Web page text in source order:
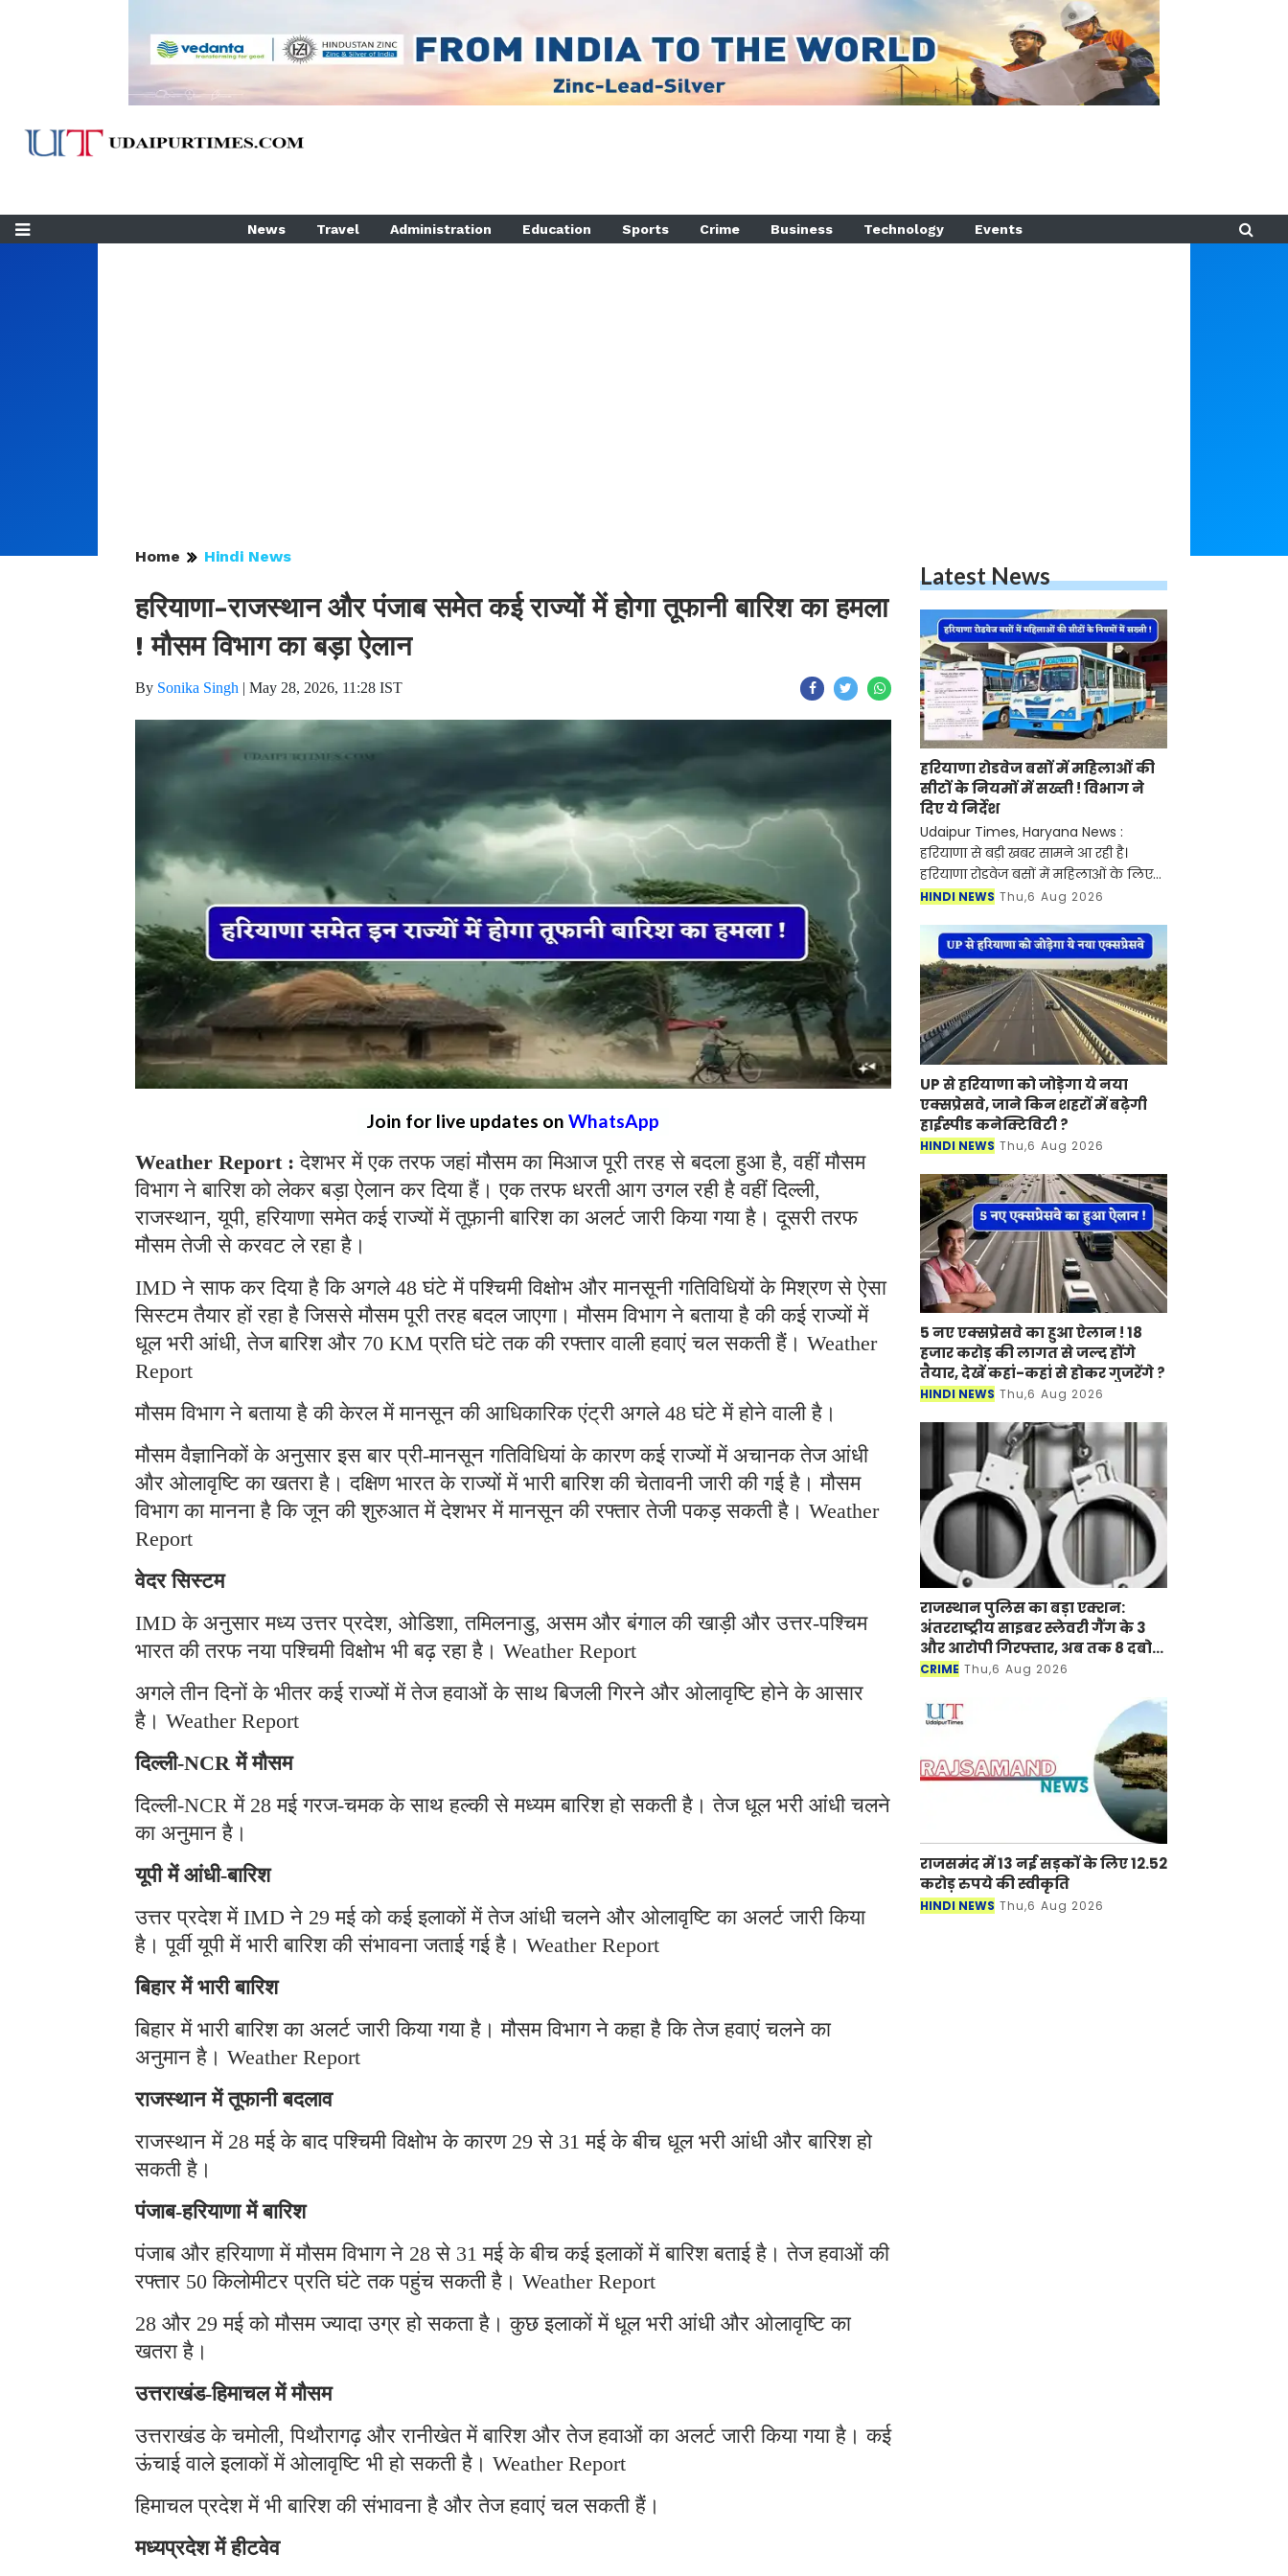
News Travel Administration Education Sports Crime Business Technology Events
Home Hindi News
हरियाणा-राजस्थान और पंजाब समेत कई राज्यों में होगा तूफानी बारिश का हमला
! मौसम विभाग का बड़ा ऐलान
By Sonika Singh | May 28, 2026, 11:28 IST
Join for live updates on WhatsApp
Weather Report :देशभर में एक तरफ जहां मौसम का मिआज पूरी तरह से बदला हुआ है, वहीं मौसम
विभाग ने बारिश को लेकर बड़ा ऐलान कर दिया हैं। एक तरफ धरती आग उगल रही है वहीं दिल्ली,
राजस्थान, यूपी, हरियाणा समेत कई राज्यों में तूफ़ानी बारिश का अलर्ट जारी किया गया है। दूसरी तरफ
मौसम तेजी से करवट ले रहा है।
IMD ने साफ कर दिया है कि अगले 48 घंटे में पश्चिमी विक्षोभ और मानसूनी गतिविधियों के मिश्रण से ऐसा
सिस्टम तैयार हों रहा है जिससे मौसम पूरी तरह बदल जाएगा। मौसम विभाग ने बताया है की कई राज्यों में
धूल भरी आंधी, तेज बारिश और 70 KM प्रति घंटे तक की रफ्तार वाली हवाएं चल सकती हैं। Weather
Report
मौसम विभाग ने बताया है की केरल में मानसून की आधिकारिक एंट्री अगले 48 घंटे में होने वाली है।
मौसम वैज्ञानिकों के अनुसार इस बार प्री-मानसून गतिविधियां के कारण कई राज्यों में अचानक तेज आंधी
और ओलावृष्टि का खतरा है। दक्षिण भारत के राज्यों में भारी बारिश की चेतावनी जारी की गई है। मौसम
विभाग का मानना है कि जून की शुरुआत में देशभर में मानसून की रफ्तार तेजी पकड़ सकती है। Weather
Report
वेदर सिस्टम
IMD के अनुसार मध्य उत्तर प्रदेश, ओडिशा, तमिलनाडु, असम और बंगाल की खाड़ी और उत्तर-पश्चिम
भारत की तरफ नया पश्चिमी विक्षोभ भी बढ़ रहा है। Weather Report
अगले तीन दिनों के भीतर कई राज्यों में तेज हवाओं के साथ बिजली गिरने और ओलावृष्टि होने के आसार
है। Weather Report
दिल्ली-NCR में मौसम
दिल्ली-NCR में 28 मई गरज-चमक के साथ हल्की से मध्यम बारिश हो सकती है। तेज धूल भरी आंधी चलने
का अनुमान है।
यूपी में आंधी-बारिश
उत्तर प्रदेश में IMD ने 29 मई को कई इलाकों में तेज आंधी चलने और ओलावृष्टि का अलर्ट जारी किया
है। पूर्वी यूपी में भारी बारिश की संभावना जताई गई है। Weather Report
बिहार में भारी बारिश
बिहार में भारी बारिश का अलर्ट जारी किया गया है। मौसम विभाग ने कहा है कि तेज हवाएं चलने का
अनुमान है। Weather Report
राजस्थान में तूफानी बदलाव
राजस्थान में 28 मई के बाद पश्चिमी विक्षोभ के कारण 29 से 31 मई के बीच धूल भरी आंधी और बारिश हो
सकती है।
पंजाब-हरियाणा में बारिश
पंजाब और हरियाणा में मौसम विभाग ने 28 से 31 मई के बीच कई इलाकों में बारिश बताई है। तेज हवाओं की
रफ्तार 50 किलोमीटर प्रति घंटे तक पहुंच सकती है। Weather Report
28 और 29 मई को मौसम ज्यादा उग्र हो सकता है। कुछ इलाकों में धूल भरी आंधी और ओलावृष्टि का
खतरा है।
उत्तराखंड-हिमाचल में मौसम
उत्तराखंड के चमोली, पिथौरागढ़ और रानीखेत में बारिश और तेज हवाओं का अलर्ट जारी किया गया है। कई
ऊंचाई वाले इलाकों में ओलावृष्टि भी हो सकती है। Weather Report
हिमाचल प्रदेश में भी बारिश की संभावना है और तेज हवाएं चल सकती हैं।
मध्यप्रदेश में हीटवेव
Latest News
हरियाणा रोडवेज बसों में महिलाओं की
सीटों के नियमों में सख्ती ! विभाग ने
दिए ये निर्देश
Udaipur Times, Haryana News :
हरियाणा से बड़ी खबर सामने आ रही है।
हरियाणा रोडवेज बसों में महिलाओं के लिए
आरक्षित सीटों के नियमों की सख्ती से
जारी कर दिए है। इस स
HINDI NEWS Thu,6 Aug 2026
UP से हरियाणा को जोड़ेगा ये नया
एक्सप्रेसवे, जाने किन शहरों में बढ़ेगी
हाईस्पीड कनेक्टिविटी ?
HINDI NEWS Thu,6 Aug 2026
5 नए एक्सप्रेसवे का हुआ ऐलान ! 18
हजार करोड़ की लागत से जल्द होंगे
तैयार, देखें कहां-कहां से होकर गुजरेंगे ?
HINDI NEWS Thu,6 Aug 2026
राजस्थान पुलिस का बड़ा एक्शन:
अंतरराष्ट्रीय साइबर स्लेवरी गैंग के 3
और आरोपी गिरफ्तार, अब तक 8 दबोचे
गए
CRIME Thu,6 Aug 2026
राजसमंद में 13 नई सड़कों के लिए 12.52
करोड़ रुपये की स्वीकृति
HINDI NEWS Thu,6 Aug 2026